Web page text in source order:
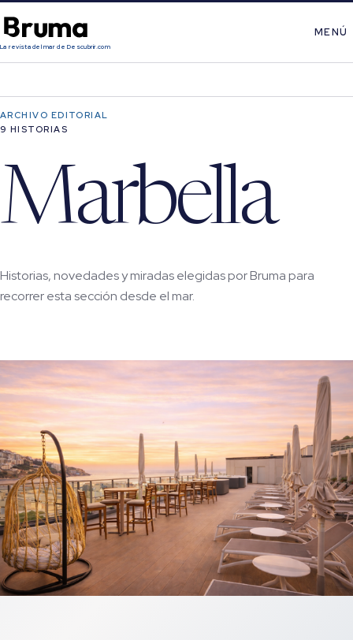
La revista del mar de Descubrir.com
MENÚ
ARCHIVO EDITORIAL
9 HISTORIAS
Marbella
Historias, novedades y miradas elegidas por Bruma para
recorrer esta sección desde el mar.